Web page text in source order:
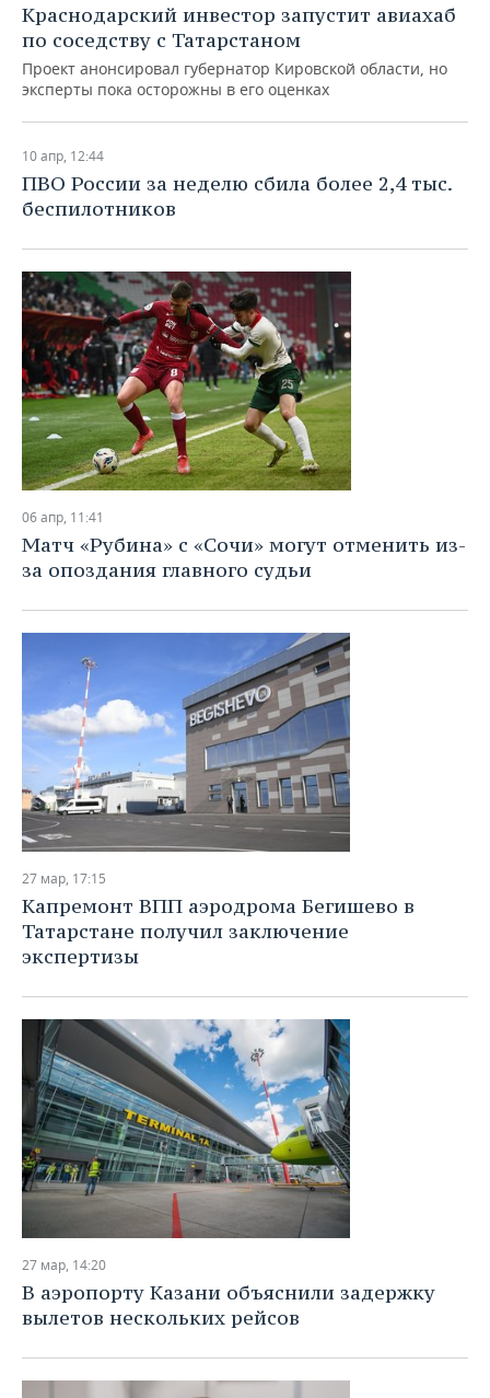
Краснодарский инвестор запустит авиахаб
по соседству с Татарстаном
Проект анонсировал губернатор Кировской области, но
эксперты пока осторожны в его оценках
10 апр, 12:44
ПВО России за неделю сбила более 2,4 тыс.
беспилотников
06 апр, 11:41
Матч «Рубина» с «Сочи» могут отменить из-
за опоздания главного судьи
27 мар, 17:15
Капремонт ВПП аэродрома Бегишево в
Татарстане получил заключение
экспертизы
27 мар, 14:20
В аэропорту Казани объяснили задержку
вылетов нескольких рейсов